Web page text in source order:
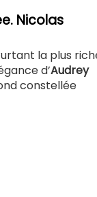
Nicolas
la plus
d’Audrey
constellée